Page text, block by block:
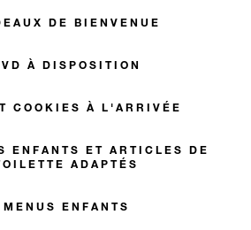
DE BIENVENUE
À DISPOSITION
COOKIES À L'ARRIVÉE
ENFANTS ET ARTICLES DE
ADAPTÉS
MENUS ENFANTS